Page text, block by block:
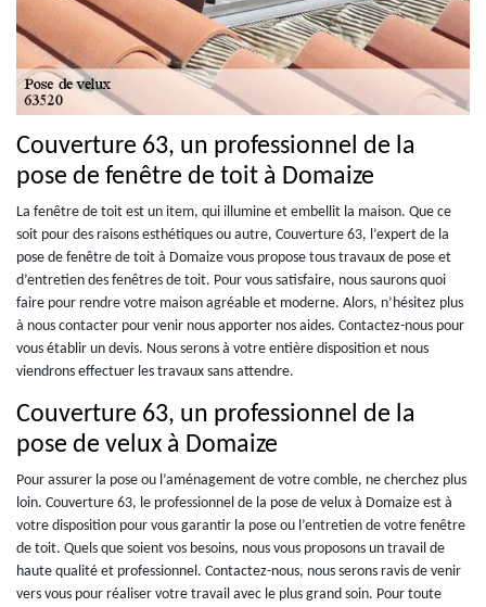
Couverture 63, un professionnel de la
pose de fenêtre de toit à Domaize
La fenêtre de toit est un item, qui illumine et embellit la maison. Que ce
soit pour des raisons esthétiques ou autre, Couverture 63, l’expert de la
pose de fenêtre de toit à Domaize vous propose tous travaux de pose et
d’entretien des fenêtres de toit. Pour vous satisfaire, nous saurons quoi
faire pour rendre votre maison agréable et moderne. Alors, n’hésitez plus
à nous contacter pour venir nous apporter nos aides. Contactez-nous pour
vous établir un devis. Nous serons à votre entière disposition et nous
viendrons effectuer les travaux sans attendre.
Couverture 63, un professionnel de la
pose de velux à Domaize
Pour assurer la pose ou l’aménagement de votre comble, ne cherchez plus
loin. Couverture 63, le professionnel de la pose de velux à Domaize est à
votre disposition pour vous garantir la pose ou l’entretien de votre fenêtre
de toit. Quels que soient vos besoins, nous vous proposons un travail de
haute qualité et professionnel. Contactez-nous, nous serons ravis de venir
vers vous pour réaliser votre travail avec le plus grand soin. Pour toute